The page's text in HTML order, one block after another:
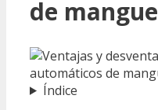
de
Índice